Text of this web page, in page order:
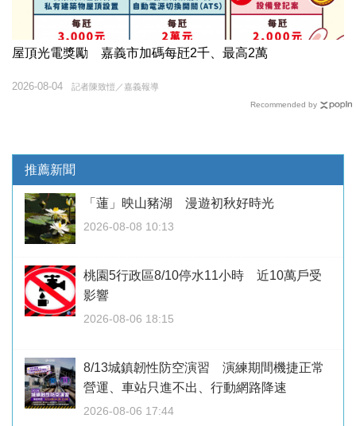
屋頂光電獎勵 嘉義市加碼每瓩2千、最高2萬
記者陳致愷／嘉義報導
2026-08-04
Recommended by
推薦新聞
「蓮」映山豬湖 漫遊初秋好時光
2026-08-08 10:13
桃園5行政區8/10停水11小時 近10萬戶受
影響
2026-08-06 18:15
8/13城鎮韌性防空演習 演練期間機捷正常
營運、車站只進不出、行動網路降速
2026-08-06 17:44